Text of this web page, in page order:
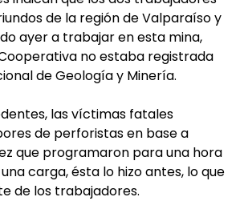
de la región de Valparaíso y
ayer a trabajar en esta mina,
no estaba registrada
de Geología y Minería.
las víctimas fatales
de perforistas en base a
que programaron para una hora
carga, ésta lo hizo antes, lo que
de los trabajadores.